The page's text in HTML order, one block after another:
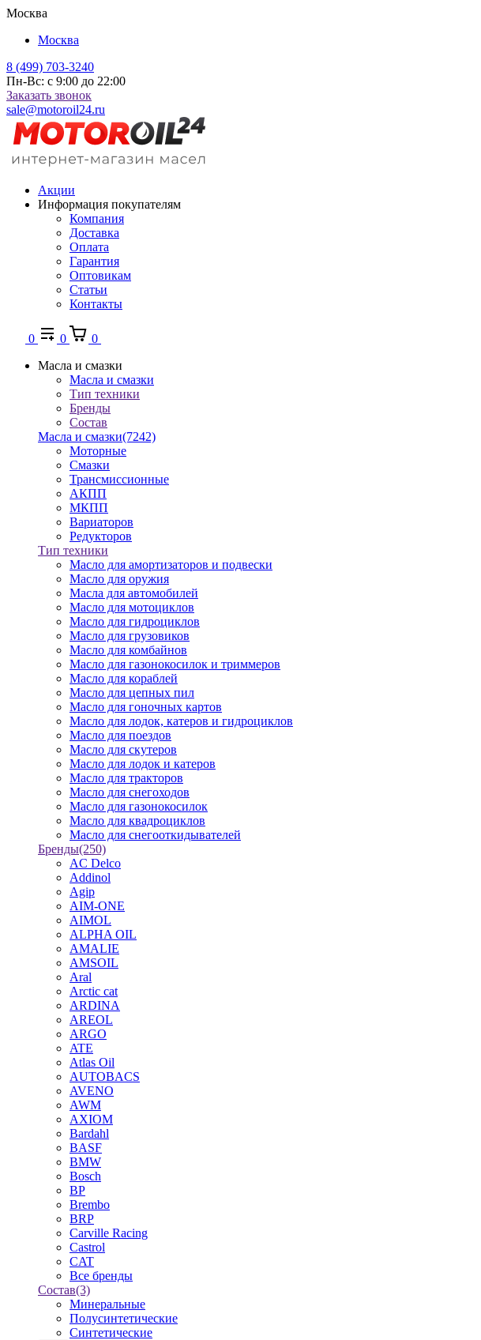
Москва
Москва
8 (499) 703-3240
Пн-Вс: с 9:00 до 22:00
Заказать звонок
sale@motoroil24.ru
Акции
Информация покупателям
Компания
Доставка
Оплата
Гарантия
Оптовикам
Статьи
Контакты
0 0
0
Масла и смазки
Масла и смазки
Тип техники
Бренды
Состав
Масла и смазки(7242)
Моторные
Смазки
Трансмиссионные
АКПП
МКПП
Вариаторов
Редукторов
Тип техники
Масло для амортизаторов и подвески
Масло для оружия
Масла для автомобилей
Масло для мотоциклов
Масло для гидроциклов
Масло для грузовиков
Масло для комбайнов
Масло для газонокосилок и триммеров
Масло для кораблей
Масло для цепных пил
Масло для гоночных картов
Масло для лодок, катеров и гидроциклов
Масло для поездов
Масло для скутеров
Масло для лодок и катеров
Масло для тракторов
Масло для снегоходов
Масло для газонокосилок
Масло для квадроциклов
Масло для снегооткидывателей
Бренды(250)
AC Delco
Addinol
Agip
AIM-ONE
AIMOL
ALPHA OIL
AMALIE
AMSOIL
Aral
Arctic cat
ARDINA
AREOL
ARGO
ATE
Atlas Oil
AUTOBACS
AVENO
AWM
AXIOM
Bardahl
BASF
BMW
Bosch
BP
Brembo
BRP
Carville Racing
Castrol
CAT
Все бренды
Состав(3)
Минеральные
Полусинтетические
Синтетические